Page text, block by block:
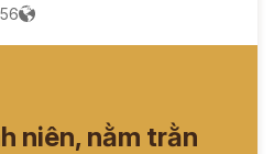
niên, nằm trằn